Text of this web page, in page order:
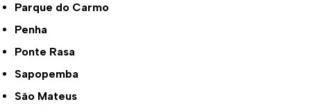
Parque do Carmo
Penha
Ponte Rasa
Sapopemba
São Mateus